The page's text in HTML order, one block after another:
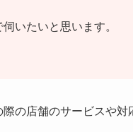
いたいと思います。
の店舗のサービスや対